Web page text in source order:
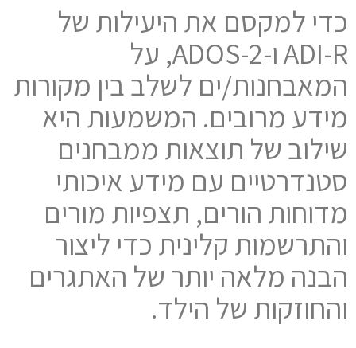
כדי למקסם את היעילות של
ADI-R ו-ADOS-2, על
המאבחנות/ים לשלב בין מקורות
מידע מרובים. המשמעות היא
שילוב של תוצאות ממבחנים
סטנדרטיים עם מידע איכותי
מדוחות הורים, תצפיות מורים
והתרשמות קלינית כדי ליצור
הבנה מלאה יותר של האתגרים
והחוזקות של הילד.